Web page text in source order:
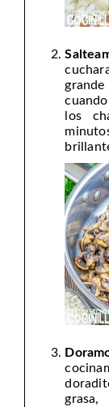
los